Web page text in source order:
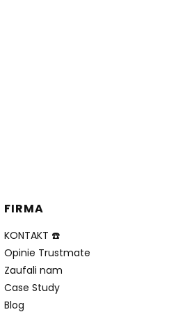
FIRMA
KONTAKT ☎️
Opinie Trustmate
Zaufali nam
Case Study
Blog